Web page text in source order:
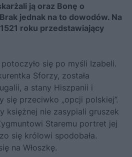
ją oraz Bonę o
jednak na to dowodów. Na
roku przedstawiający
się po myśli Izabeli.
Sforzy, została
a stany Hiszpanii i
się przeciwko „opcji polskiej”.
księżnej nie zasypiali gruszek
Staremu portret jej
się królowi spodobała.
na Włoszkę.